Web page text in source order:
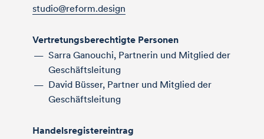
studio@reform.design
Vertretungsberechtigte Personen
Sarra Ganouchi, Partnerin und Mitglied der
Geschäftsleitung
David Büsser, Partner und Mitglied der
Geschäftsleitung
Handelsregistereintrag